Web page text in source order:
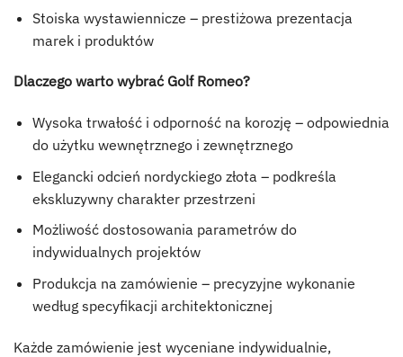
Stoiska wystawiennicze – prestiżowa prezentacja
marek i produktów
Dlaczego warto wybrać Golf Romeo?
Wysoka trwałość i odporność na korozję – odpowiednia
do użytku wewnętrznego i zewnętrznego
Elegancki odcień nordyckiego złota – podkreśla
ekskluzywny charakter przestrzeni
Możliwość dostosowania parametrów do
indywidualnych projektów
Produkcja na zamówienie – precyzyjne wykonanie
według specyfikacji architektonicznej
Każde zamówienie jest wyceniane indywidualnie,